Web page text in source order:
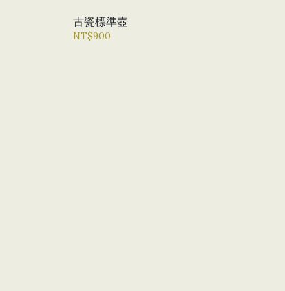
古瓷標準壺
NT$900